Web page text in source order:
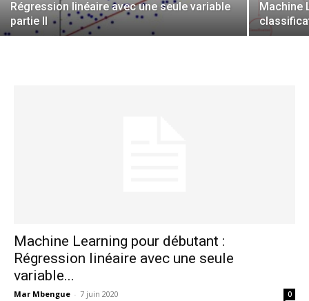
Régression linéaire avec une seule variable
partie II
Machine
Machine Learning pour débutant :
Régression linéaire avec une seule
variable...
Mar Mbengue - 7 juin 2020 0